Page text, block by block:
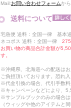
Mail:お問い合わせフォームか
送料について
宅急便 送料：全国一律 基本
ネコポス 送料：全国一律 275
お買い物の商品合計金額が
す。
※沖縄県、北海道への配送は
ご負担頂いております。恐れ
※代金引換の場合、代引手数料
※キャンペーンなどにより、
※サンプルブックのみの場合は
（ウィッグや他のアイテムと